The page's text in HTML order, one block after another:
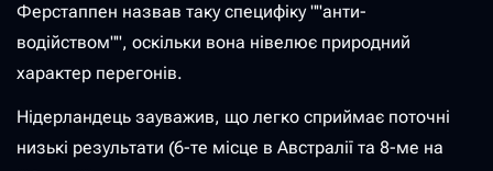
Ферстаппен назвав таку специфіку ""анти-
водійством"", оскільки вона нівелює природний
характер перегонів.
Нідерландець зауважив, що легко сприймає поточні
низькі результати (6-те місце в Австралії та 8-ме на